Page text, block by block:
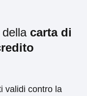
carta di
validi contro la